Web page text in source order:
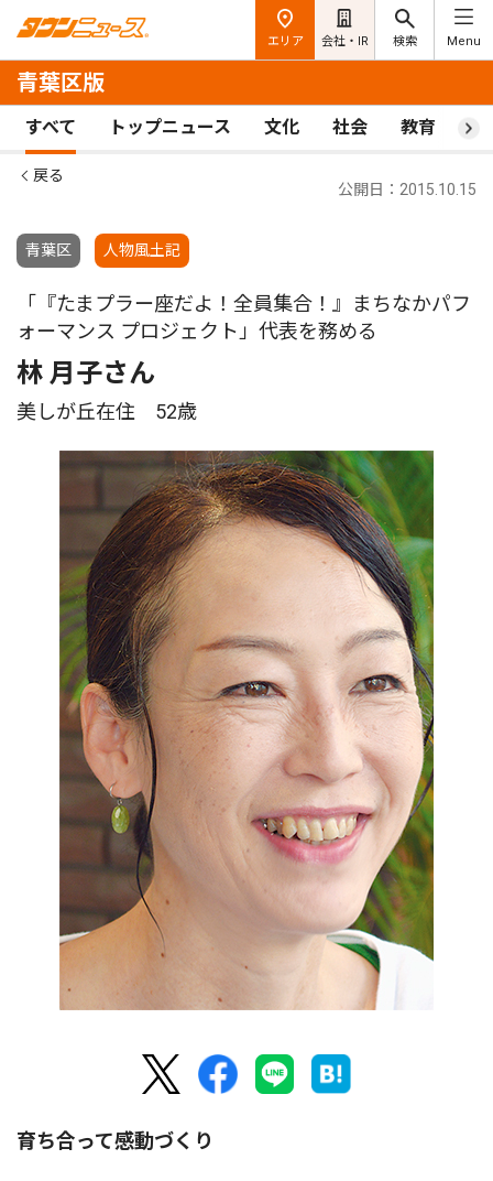
エリア 会社・IR 検索 Menu
青葉区版
すべて トップニュース 文化 社会 教育 ス
戻る
青葉区 人物風土記
公開日：2015.10.15
「『たまプラー座だよ！全員集合！』まちなかパフ
ォーマンス プロジェクト」代表を務める
林 月子さん
美しが丘在住 52歳
育ち合って感動づくり